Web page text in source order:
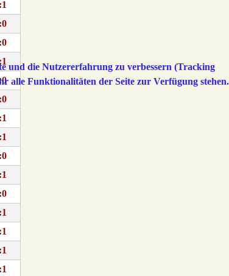
und die Nutzererfahrung zu verbessern (Tracking
alle Funktionalitäten der Seite zur Verfügung stehen.